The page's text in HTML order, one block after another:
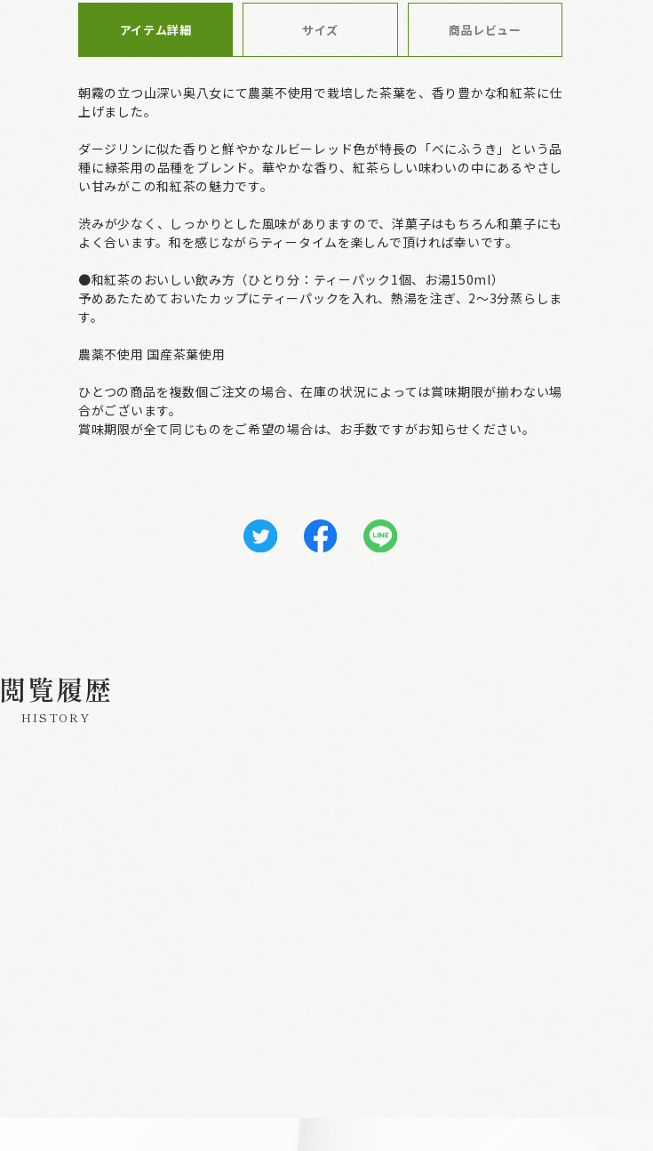
アイテム詳細 サイズ 商品レビュー
朝霧の立つ山深い奥八女にて農薬不使用で栽培した茶葉を、香り豊かな和紅茶に仕
上げました。
ダージリンに似た香りと鮮やかなルビーレッド色が特長の「べにふうき」という品
種に緑茶用の品種をブレンド。華やかな香り、紅茶らしい味わいの中にあるやさし
い甘みがこの和紅茶の魅力です。
渋みが少なく、しっかりとした風味がありますので、洋菓子はもちろん和菓子にも
よく合います。和を感じながらティータイムを楽しんで頂ければ幸いです。
●和紅茶のおいしい飲み方（ひとり分：ティーパック1個、お湯150ml）
予めあたためておいたカップにティーパックを入れ、熱湯を注ぎ、2～3分蒸らしま
す。
農薬不使用 国産茶葉使用
ひとつの商品を複数個ご注文の場合、在庫の状況によっては賞味期限が揃わない場
合がございます。
賞味期限が全て同じものをご希望の場合は、お手数ですがお知らせください。
閲覧履歴
HISTORY